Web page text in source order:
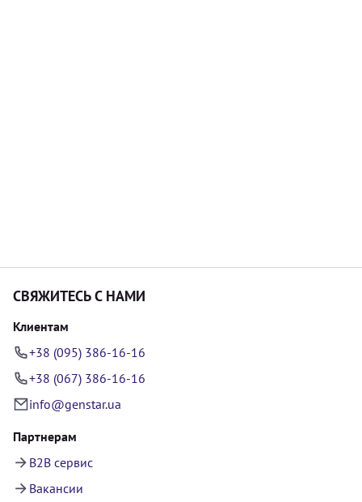
СВЯЖИТЕСЬ С НАМИ
Клиентам
+38 (095) 386-16-16
+38 (067) 386-16-16
info@genstar.ua
Партнерам
B2B сервис
Вакансии